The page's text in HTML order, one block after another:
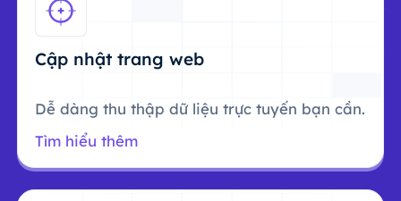
Cập nhật trang web
Dễ dàng thu thập dữ liệu trực tuyến bạn cần.
Tìm hiểu thêm